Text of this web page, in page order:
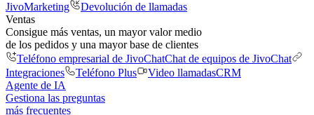
JivoMarketing
Devolución de llamadas
Ventas
Consigue más ventas, un mayor valor medio
de los pedidos y una mayor base de clientes
Teléfono empresarial de JivoChatChat de equipos de JivoChat
Integraciones
Teléfono Plus Video llamadasCRM
Agente de IA
Gestiona las preguntas
más frecuentes